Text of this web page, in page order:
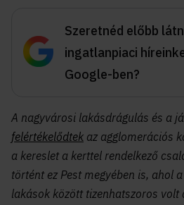
Szeretnéd előbb
ingatlanpiaci
Google-ben?
A nagyvárosi lakásdrágulás és a
felértékelődtek az agglomerációs
a kereslet a kerttel rendelkező
történt ez Pest megyében is, ahol
lakások között tizenhatszoros volt